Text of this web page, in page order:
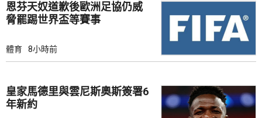
恩芬天奴道歉後歐洲足協仍威
脅罷踢世界盃等賽事
體育 8小時前
皇家馬德里與雲尼斯奧斯簽署6
年新約